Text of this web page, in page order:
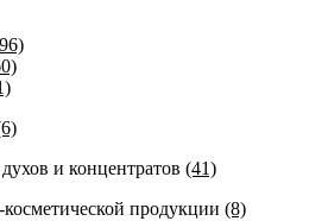
и концентратов (41)
продукции (8)